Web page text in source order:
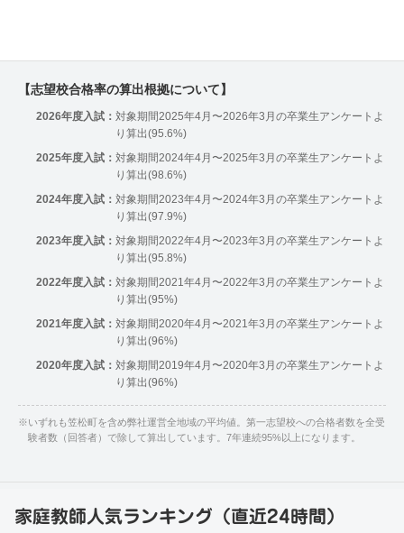
【志望校合格率の算出根拠について】
2026年度入試： 対象期間2025年4月〜2026年3月の卒業生アンケートよ
り算出(95.6%)
2025年度入試： 対象期間2024年4月〜2025年3月の卒業生アンケートよ
り算出(98.6%)
2024年度入試： 対象期間2023年4月〜2024年3月の卒業生アンケートよ
り算出(97.9%)
2023年度入試： 対象期間2022年4月〜2023年3月の卒業生アンケートよ
り算出(95.8%)
2022年度入試： 対象期間2021年4月〜2022年3月の卒業生アンケートよ
り算出(95%)
2021年度入試： 対象期間2020年4月〜2021年3月の卒業生アンケートよ
り算出(96%)
2020年度入試： 対象期間2019年4月〜2020年3月の卒業生アンケートよ
り算出(96%)
※いずれも笠松町を含め弊社運営全地域の平均値。第一志望校への合格者数を全受
験者数（回答者）で除して算出しています。7年連続95%以上になります。
家庭教師人気ランキング（直近24時間）